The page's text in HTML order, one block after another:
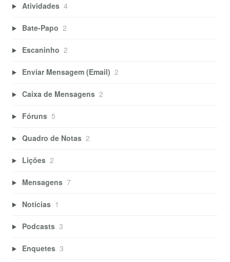
Atividades 4
Bate-Papo 2
Escaninho 2
Enviar Mensagem (Email) 2
Caixa de Mensagens 2
Fóruns 5
Quadro de Notas 2
Lições 2
Mensagens 7
Notícias 1
Podcasts 3
Enquetes 3